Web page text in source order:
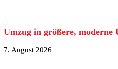
Umzug in größere, moderne
7. August 2026